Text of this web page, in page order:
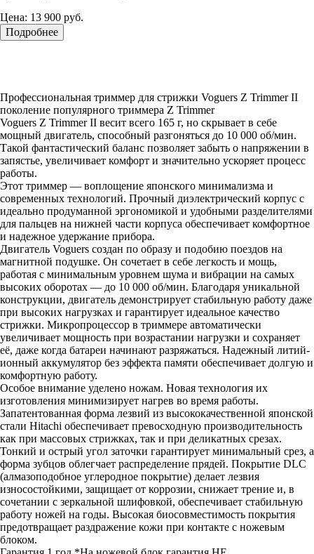
Цена: 13 900 руб.
Подробнее
Профессиональная триммер для стрижки Voguers Z Trimmer II
поколение популярного триммера Z Trimmer
Voguers Z Trimmer II весит всего 165 г, но скрывает в себе
мощный двигатель, способный разгоняться до 10 000 об/мин.
Такой фантастический баланс позволяет забыть о напряжении в
запястье, увеличивает комфорт и значительно ускоряет процесс
работы.
Этот триммер — воплощение японского минимализма и
современных технологий. Прочный диэлектрический корпус с
идеально продуманной эргономикой и удобными разделителями
для пальцев на нижней части корпуса обеспечивает комфортное
и надежное удержание прибора.
Двигатель Voguers создан по образу и подобию поездов на
магнитной подушке. Он сочетает в себе легкость и мощь,
работая с минимальным уровнем шума и вибрации на самых
высоких оборотах — до 10 000 об/мин. Благодаря уникальной
конструкции, двигатель демонстрирует стабильную работу даже
при высоких нагрузках и гарантирует идеальное качество
стрижки. Микропроцессор в триммере автоматически
увеличивает мощность при возрастании нагрузки и сохраняет
её, даже когда батареи начинают разряжаться. Надежный литий-
ионный аккумулятор без эффекта памяти обеспечивает долгую и
комфортную работу.
Особое внимание уделено ножам. Новая технология их
изготовления минимизирует нагрев во время работы.
Запатентованная форма лезвий из высококачественной японской
стали Hitachi обеспечивает превосходную производительность
как при массовых стрижках, так и при деликатных срезах.
Тонкий и острый угол заточки гарантирует минимальный срез, а
форма зубцов облегчает распределение прядей. Покрытие DLC
(алмазоподобное углеродное покрытие) делает лезвия
износостойкими, защищает от коррозии, снижает трение и, в
сочетании с зеркальной шлифовкой, обеспечивает стабильную
работу ножей на годы. Высокая биосовместимость покрытия
предотвращает раздражение кожи при контакте с ножевым
блоком.